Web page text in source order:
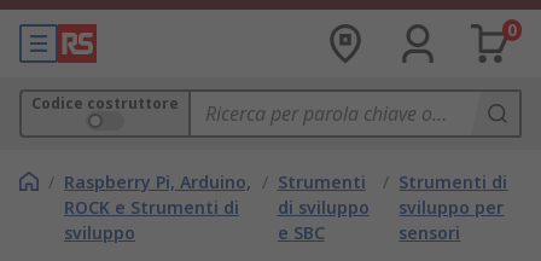
0
Codice costruttore
/ Raspberry Pi, Arduino,
ROCK e Strumenti di
sviluppo
/ Strumenti
di sviluppo
e SBC
/ Strumenti di
sviluppo per
sensori